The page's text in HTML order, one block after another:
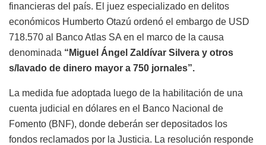
financieras del país. El juez especializado en delitos
económicos Humberto Otazú ordenó el embargo de USD
718.570 al Banco Atlas SA en el marco de la causa
denominada “Miguel Ángel Zaldívar Silvera y otros
s/lavado de dinero mayor a 750 jornales”.
La medida fue adoptada luego de la habilitación de una
cuenta judicial en dólares en el Banco Nacional de
Fomento (BNF), donde deberán ser depositados los
fondos reclamados por la Justicia. La resolución responde